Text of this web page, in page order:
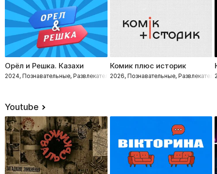
Орёл и Решка. Казахи
2024, Познавательные, Развлекательное, Путешествия
Комик плюс историк
2026, Познавательные,
Youtube